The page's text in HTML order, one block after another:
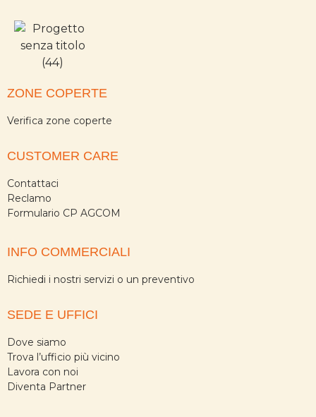
ZONE COPERTE
Verifica zone coperte
CUSTOMER CARE
Contattaci
Reclamo
Formulario CP AGCOM
INFO COMMERCIALI
Richiedi i nostri servizi o un preventivo
SEDE E UFFICI
Dove siamo
Trova l’ufficio più vicino
Lavora con noi
Diventa Partner